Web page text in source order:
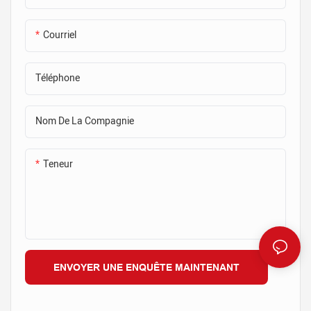
Courriel
Téléphone
Nom De La Compagnie
Teneur
ENVOYER UNE ENQUÊTE MAINTENANT